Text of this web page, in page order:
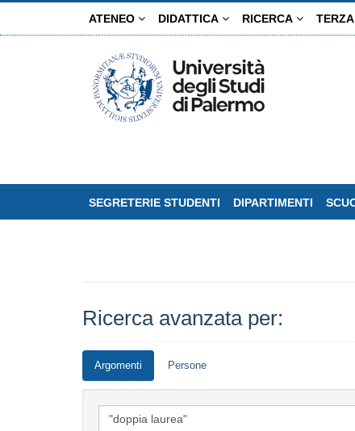
ATENEO DIDATTICA RICERCA
SEGRETERIE STUDENTI DIPARTIMENTI
Ricerca avanzata per:
Argomenti Persone